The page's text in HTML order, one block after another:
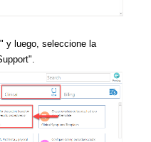
y luego, seleccione la